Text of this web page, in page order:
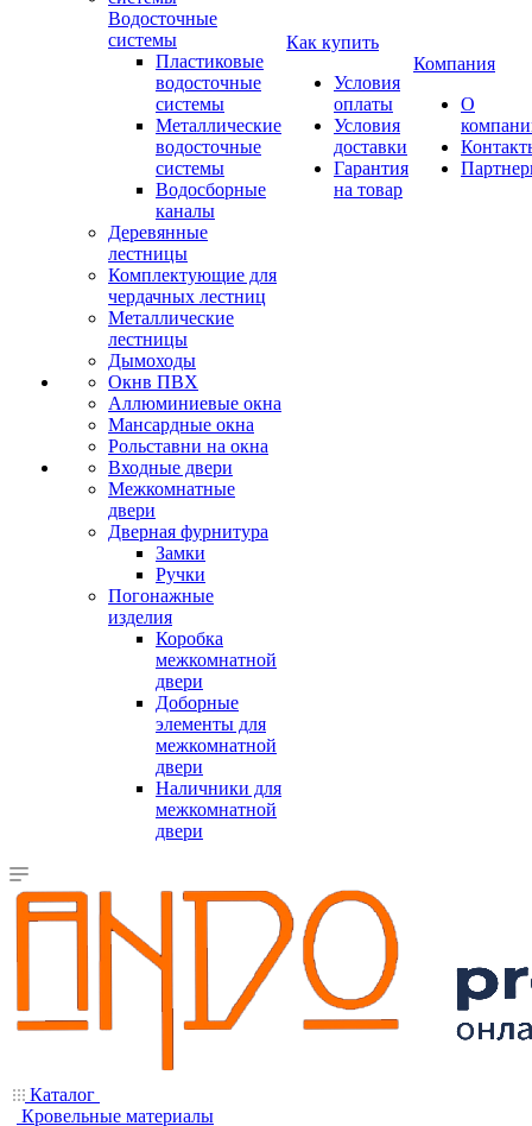
Водосточные
системы
Пластиковые
водосточные
системы
Металлические
водосточные
системы
Водосборные
каналы
Деревянные
лестницы
Комплектующие для
чердачных лестниц
Металлические
лестницы
Дымоходы
Окнв ПВХ
Аллюминиевые окна
Мансардные окна
Рольставни на окна
Входные двери
Межкомнатные
двери
Дверная фурнитура
Замки
Ручки
Погонажные
изделия
Коробка
межкомнатной
двери
Доборные
элементы для
межкомнатной
двери
Наличники для
межкомнатной
двери
Как купить
Условия
оплаты
Условия
доставки
Гарантия
на товар
Компания
О
Каталог
Кровельные материалы